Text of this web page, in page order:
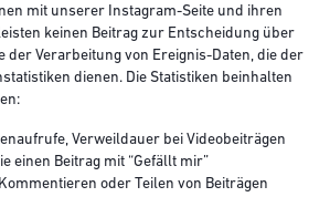
mit unserer Instagram-Seite und ihren
keinen Beitrag zur Entscheidung über
der Verarbeitung von Ereignis-Daten, die der
dienen. Die Statistiken beinhalten
Verweildauer bei Videobeiträgen
einen Beitrag mit “Gefällt mir”
oder Teilen von Beiträgen